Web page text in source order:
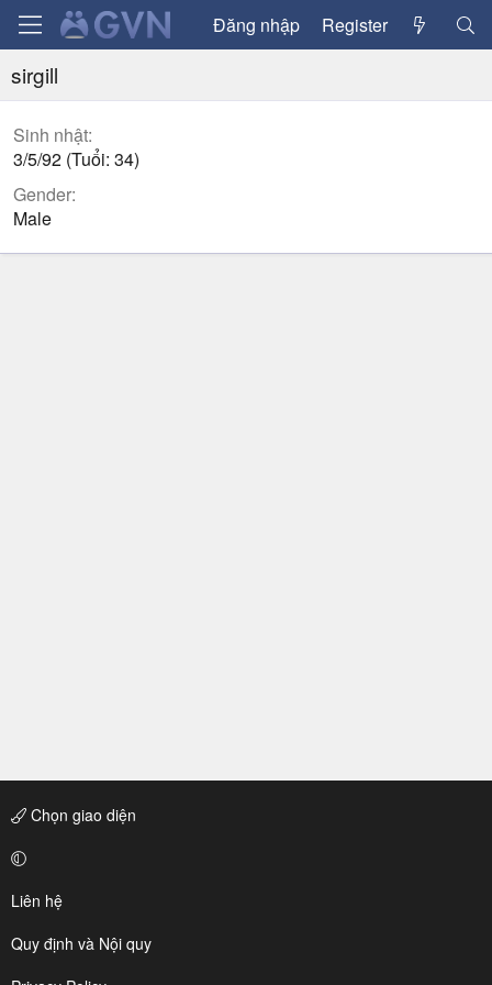
Đăng nhập Register
sirgill
Sinh nhật
3/5/92 (Tuổi: 34)
Gender
Male
Chọn giao diện
Liên hệ
Quy định và Nội quy